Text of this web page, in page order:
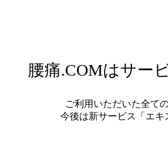
腰痛.COMはサー
ご利用いただいた全て
今後は新サービス「エ